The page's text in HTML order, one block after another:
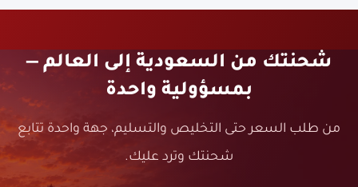
شحنتك من السعودية إلى العالم —
بمسؤولية واحدة
من طلب السعر حتى التخليص والتسليم، جهة واحدة تتابع
شحنتك وترد عليك.